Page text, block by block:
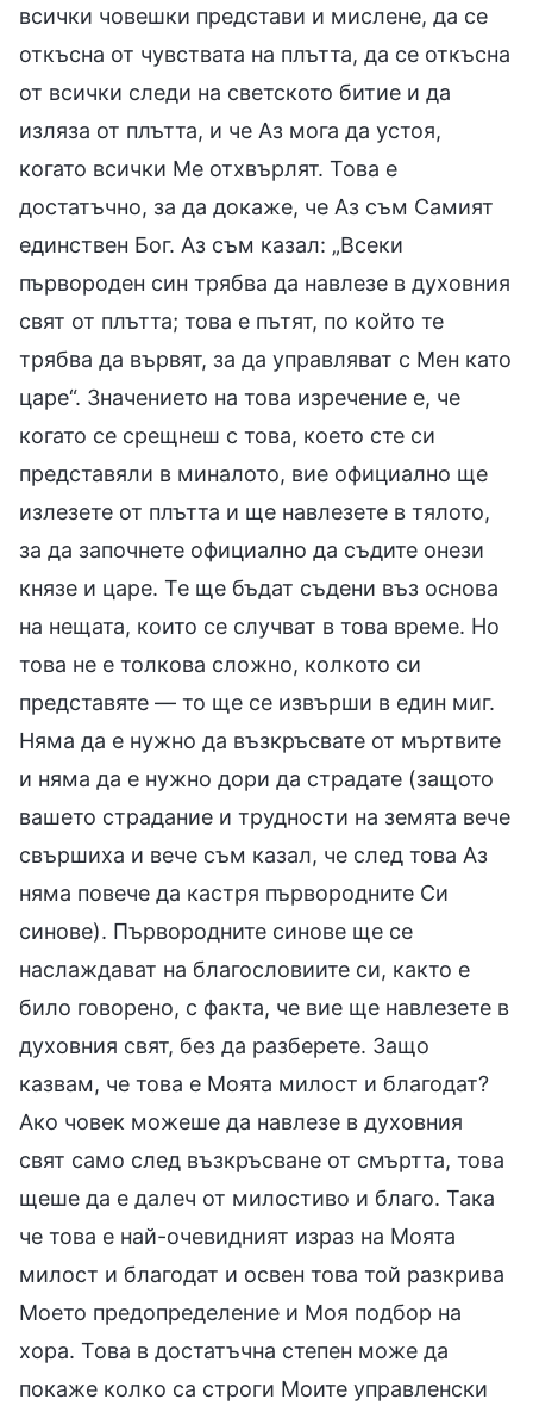
всички човешки представи и мислене, да се
откъсна от чувствата на плътта, да се откъсна
от всички следи на светското битие и да
изляза от плътта, и че Аз мога да устоя,
когато всички Ме отхвърлят. Това е
достатъчно, за да докаже, че Аз съм Самият
единствен Бог. Аз съм казал: „Всеки
първороден син трябва да навлезе в духовния
свят от плътта; това е пътят, по който те
трябва да вървят, за да управляват с Мен като
царе“. Значението на това изречение е, че
когато се срещнеш с това, което сте си
представяли в миналото, вие официално ще
излезете от плътта и ще навлезете в тялото,
за да започнете официално да съдите онези
князе и царе. Те ще бъдат съдени въз основа
на нещата, които се случват в това време. Но
това не е толкова сложно, колкото си
представяте — то ще се извърши в един миг.
Няма да е нужно да възкръсвате от мъртвите
и няма да е нужно дори да страдате (защото
вашето страдание и трудности на земята вече
свършиха и вече съм казал, че след това Аз
няма повече да кастря първородните Си
синове). Първородните синове ще се
наслаждават на благословиите си, както е
било говорено, с факта, че вие ще навлезете в
духовния свят, без да разберете. Защо
казвам, че това е Моята милост и благодат?
Ако човек можеше да навлезе в духовния
свят само след възкръсване от смъртта, това
щеше да е далеч от милостиво и благо. Така
че това е най-очевидният израз на Моята
милост и благодат и освен това той разкрива
Моето предопределение и Моя подбор на
хора. Това в достатъчна степен може да
покаже колко са строги Моите управленски